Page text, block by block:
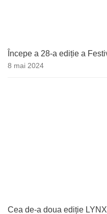
Începe a 28-a ediție a
8 mai 2024
Cea de-a doua ediție